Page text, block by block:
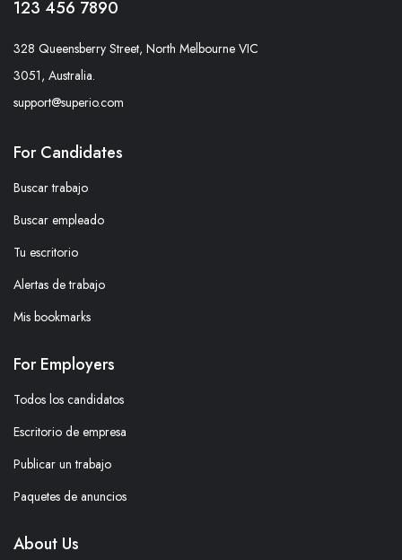
123 456 7890
328 Queensberry Street, North Melbourne VIC
3051, Australia.
support@superio.com
For Candidates
Buscar trabajo
Buscar empleado
Tu escritorio
Alertas de trabajo
Mis bookmarks
For Employers
Todos los candidatos
Escritorio de empresa
Publicar un trabajo
Paquetes de anuncios
About Us